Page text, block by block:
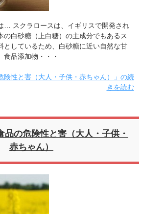
… スクラロースは、イギリスで開発され
の白砂糖（上白糖）の主成分でもあるス
としているため、白砂糖に近い自然な甘
食品添加物・・・
険性と害（大人・子供・赤ちゃん）」の続
きを読む
品の危険性と害（大人・子供・
赤ちゃん）